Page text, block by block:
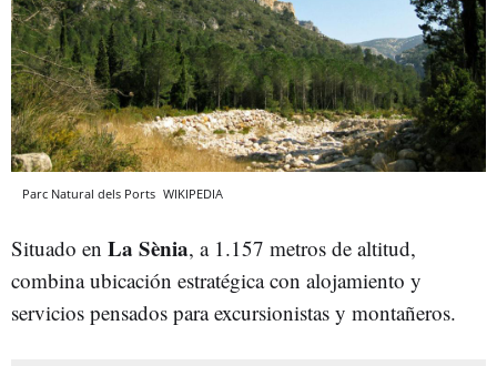
Parc Natural dels Ports WIKIPEDIA
Situado en La Sènia, a 1.157 metros de altitud,
combina ubicación estratégica con alojamiento y
servicios pensados para excursionistas y montañeros.